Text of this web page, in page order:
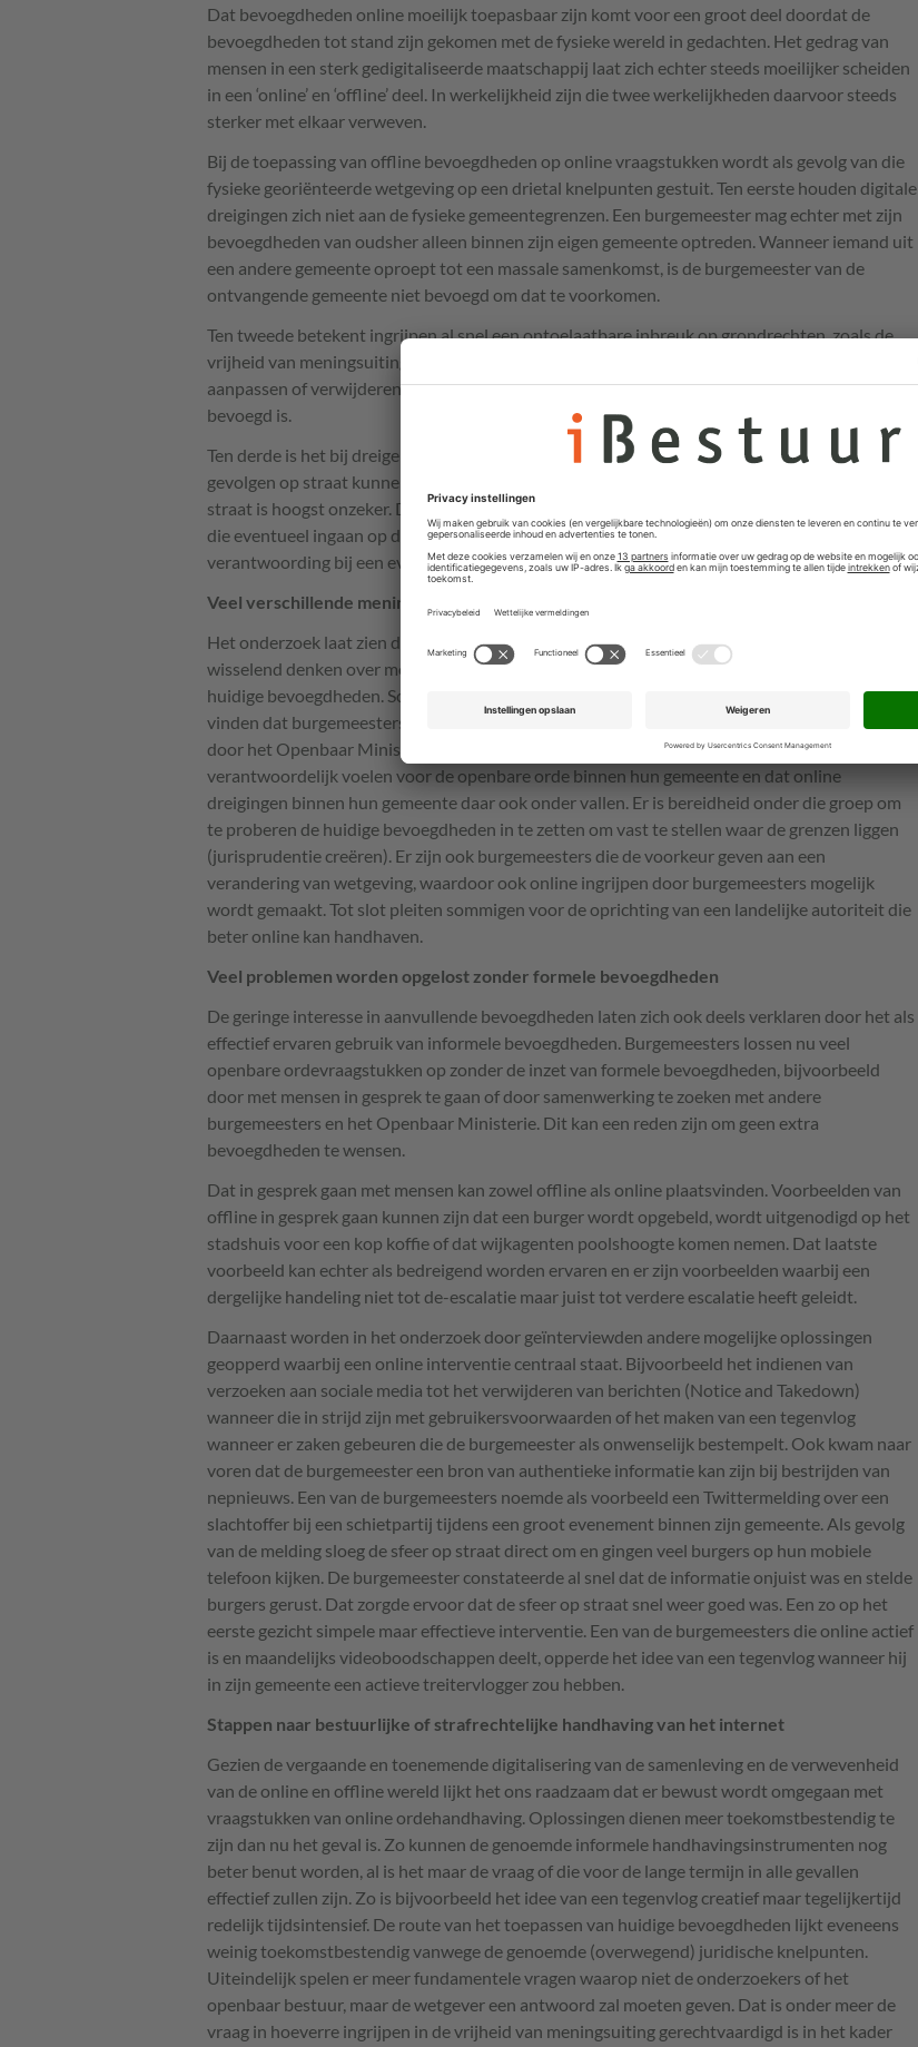
Dat bevoegdheden online moeilijk toepasbaar zijn komt voor een groot deel doordat de
bevoegdheden tot stand zijn gekomen met de fysieke wereld in gedachten. Het gedrag van
mensen in een sterk gedigitaliseerde maatschappij laat zich echter steeds moeilijker scheiden
in een ‘online’ en ‘offline’ deel. In werkelijkheid zijn die twee werkelijkheden daarvoor steeds
sterker met elkaar verweven.
Bij de toepassing van offline bevoegdheden op online vraagstukken wordt als gevolg van die
fysieke georiënteerde wetgeving op een drietal knelpunten gestuit. Ten eerste houden digitale
dreigingen zich niet aan de fysieke gemeentegrenzen. Een burgemeester mag echter met zijn
bevoegdheden van oudsher alleen binnen zijn eigen gemeente optreden. Wanneer iemand uit
een andere gemeente oproept tot een massale samenkomst, is de burgemeester van de
ontvangende gemeente niet bevoegd om dat te voorkomen.
Ten tweede betekent ingrijpen al snel een ontoelaatbare inbreuk op grondrechten, zoals de
vrijheid van meningsuiting. Preventief ingrijpen via het internet betekent in veel gevallen het
aanpassen of verwijderen van berichten van mensen, terwijl de burgemeester daartoe niet
bevoegd is.
Ten derde is het bij dreigende berichtgeving via het internet lastig om in te schatten wat de
gevolgen op straat kunnen zijn. De causaliteit tussen een oproep en eventuele gevolgen op
straat is hoogst onzeker. Daar komt bij dat de persoon van de oproep, de delers en de mensen
die eventueel ingaan op de oproep, vaak niet dezelfde personen zijn. Ook dat maakt de
verantwoording bij een eventueel ingrijpen lastig.
Veel verschillende meningen over de rol van burgemeesters
Het onderzoek laat zien dat burgemeesters en experts binnen het openbaar bestuur
wisselend denken over mogelijkheden en wenselijkheid van het online toepassen van de
huidige bevoegdheden. Sommigen willen geen bevoegdheden op het internet, omdat ze
vinden dat burgemeesters zich verre van uitingen van burgers moeten houden en optreden
door het Openbaar Ministerie (strafrecht) meer voor hand ligt. Anderen geven aan dat zij zich
verantwoordelijk voelen voor de openbare orde binnen hun gemeente en dat online
dreigingen binnen hun gemeente daar ook onder vallen. Er is bereidheid onder die groep om
te proberen de huidige bevoegdheden in te zetten om vast te stellen waar de grenzen liggen
(jurisprudentie creëren). Er zijn ook burgemeesters die de voorkeur geven aan een
verandering van wetgeving, waardoor ook online ingrijpen door burgemeesters mogelijk
wordt gemaakt. Tot slot pleiten sommigen voor de oprichting van een landelijke autoriteit die
beter online kan handhaven.
Veel problemen worden opgelost zonder formele bevoegdheden
De geringe interesse in aanvullende bevoegdheden laten zich ook deels verklaren door het als
effectief ervaren gebruik van informele bevoegdheden. Burgemeesters lossen nu veel
openbare ordevraagstukken op zonder de inzet van formele bevoegdheden, bijvoorbeeld
door met mensen in gesprek te gaan of door samenwerking te zoeken met andere
burgemeesters en het Openbaar Ministerie. Dit kan een reden zijn om geen extra
bevoegdheden te wensen.
Dat in gesprek gaan met mensen kan zowel offline als online plaatsvinden. Voorbeelden van
offline in gesprek gaan kunnen zijn dat een burger wordt opgebeld, wordt uitgenodigd op het
stadshuis voor een kop koffie of dat wijkagenten poolshoogte komen nemen. Dat laatste
voorbeeld kan echter als bedreigend worden ervaren en er zijn voorbeelden waarbij een
dergelijke handeling niet tot de-escalatie maar juist tot verdere escalatie heeft geleidt.
Daarnaast worden in het onderzoek door geïnterviewden andere mogelijke oplossingen
geopperd waarbij een online interventie centraal staat. Bijvoorbeeld het indienen van
verzoeken aan sociale media tot het verwijderen van berichten (Notice and Takedown)
wanneer die in strijd zijn met gebruikersvoorwaarden of het maken van een tegenvlog
wanneer er zaken gebeuren die de burgemeester als onwenselijk bestempelt. Ook kwam naar
voren dat de burgemeester een bron van authentieke informatie kan zijn bij bestrijden van
nepnieuws. Een van de burgemeesters noemde als voorbeeld een Twittermelding over een
slachtoffer bij een schietpartij tijdens een groot evenement binnen zijn gemeente. Als gevolg
van de melding sloeg de sfeer op straat direct om en gingen veel burgers op hun mobiele
telefoon kijken. De burgemeester constateerde al snel dat de informatie onjuist was en stelde
burgers gerust. Dat zorgde ervoor dat de sfeer op straat snel weer goed was. Een zo op het
eerste gezicht simpele maar effectieve interventie. Een van de burgemeesters die online actief
is en maandelijks videoboodschappen deelt, opperde het idee van een tegenvlog wanneer hij
in zijn gemeente een actieve treitervlogger zou hebben.
Stappen naar bestuurlijke of strafrechtelijke handhaving van het internet
Gezien de vergaande en toenemende digitalisering van de samenleving en de verwevenheid
van de online en offline wereld lijkt het ons raadzaam dat er bewust wordt omgegaan met
vraagstukken van online ordehandhaving. Oplossingen dienen meer toekomstbestendig te
zijn dan nu het geval is. Zo kunnen de genoemde informele handhavingsinstrumenten nog
beter benut worden, al is het maar de vraag of die voor de lange termijn in alle gevallen
effectief zullen zijn. Zo is bijvoorbeeld het idee van een tegenvlog creatief maar tegelijkertijd
redelijk tijdsintensief. De route van het toepassen van huidige bevoegdheden lijkt eveneens
weinig toekomstbestendig vanwege de genoemde (overwegend) juridische knelpunten.
Uiteindelijk spelen er meer fundamentele vragen waarop niet de onderzoekers of het
openbaar bestuur, maar de wetgever een antwoord zal moeten geven. Dat is onder meer de
vraag in hoeverre ingrijpen in de vrijheid van meningsuiting gerechtvaardigd is in het kader